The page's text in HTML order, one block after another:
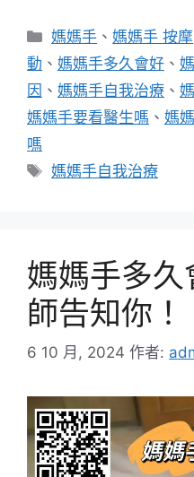
分
類
媽媽手 、媽媽手 按摩
動 、 媽媽手多久會好 、
因 、 媽媽手自我治療 、
媽媽手要看醫生嗎 、 媽
嗎
標
媽媽手自我治療
媽媽手多
師告知你！
6 10 月, 2024 作者: